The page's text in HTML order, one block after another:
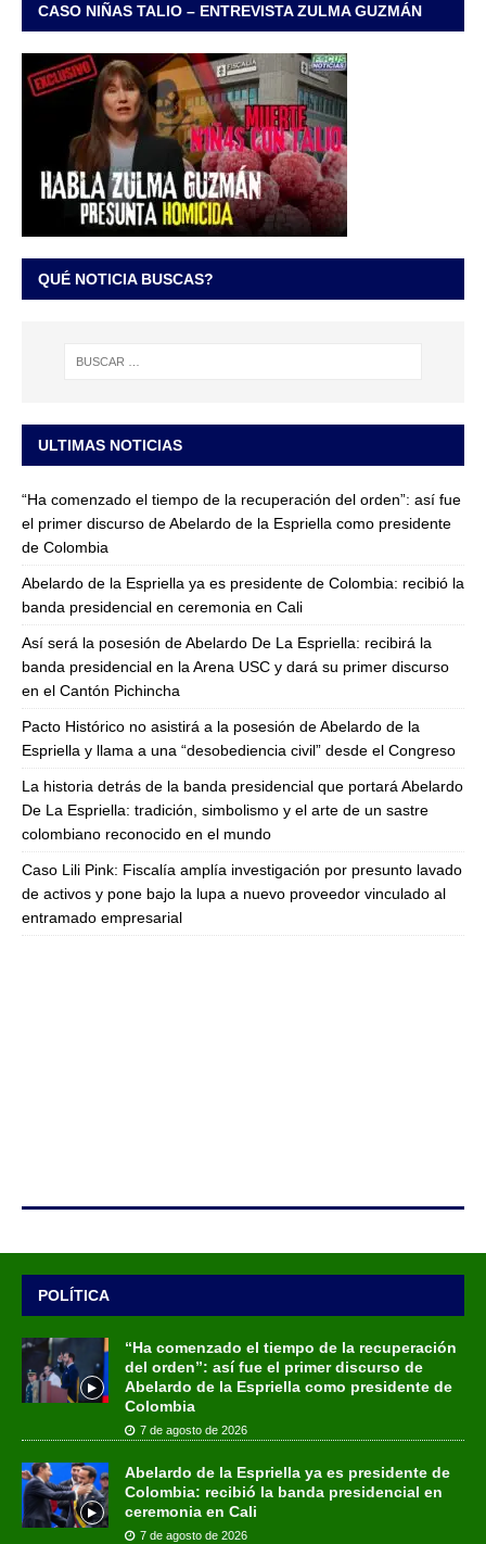
CASO NIÑAS TALIO – ENTREVISTA ZULMA GUZMÁN
QUÉ NOTICIA BUSCAS?
ULTIMAS NOTICIAS
“Ha comenzado el tiempo de la recuperación del orden”: así fue
el primer discurso de Abelardo de la Espriella como presidente
de Colombia
Abelardo de la Espriella ya es presidente de Colombia: recibió la
banda presidencial en ceremonia en Cali
Así será la posesión de Abelardo De La Espriella: recibirá la
banda presidencial en la Arena USC y dará su primer discurso
en el Cantón Pichincha
Pacto Histórico no asistirá a la posesión de Abelardo de la
Espriella y llama a una “desobediencia civil” desde el Congreso
La historia detrás de la banda presidencial que portará Abelardo
De La Espriella: tradición, simbolismo y el arte de un sastre
colombiano reconocido en el mundo
Caso Lili Pink: Fiscalía amplía investigación por presunto lavado
de activos y pone bajo la lupa a nuevo proveedor vinculado al
entramado empresarial
POLÍTICA
“Ha comenzado el tiempo de la recuperación
del orden”: así fue el primer discurso de
Abelardo de la Espriella como presidente de
Colombia
7 de agosto de 2026
Abelardo de la Espriella ya es presidente de
Colombia: recibió la banda presidencial en
ceremonia en Cali
7 de agosto de 2026